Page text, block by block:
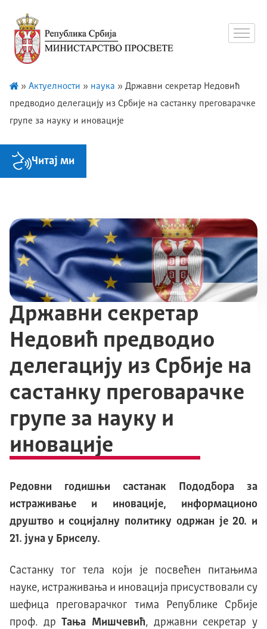
» Актуелности » наука » Државни секретар Недовић
предводио делегацију из Србије на састанку преговарачке
групе за науку и иновације
Читај ми
Државни секретар
Недовић предводио
делегацију из Србије на
састанку преговарачке
групе за науку и
иновације
Редовни годишњи састанак Пододбора за
истраживање и иновације, информационо
друштво и социјалну политику одржан је 20. и
21. јуна у Бриселу.
Састанку тог тела који је посвећен питањима
науке, истраживања и иновација присуствовали су
шефица преговарачког тима Републике Србије
проф. др
Тања Мишчевић, државни секретар у